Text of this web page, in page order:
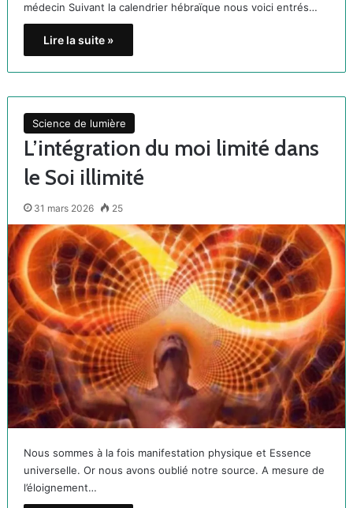
médecin Suivant la calendrier hébraïque nous voici entrés…
Lire la suite »
Science de lumière
L’intégration du moi limité dans
le Soi illimité
31 mars 2026 25
Nous sommes à la fois manifestation physique et Essence
universelle. Or nous avons oublié notre source. A mesure de
l’éloignement…